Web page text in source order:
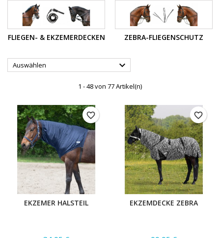
FLIEGEN- & EKZEMERDECKEN ZEBRA-FLIEGENSCHUTZ
Auswählen 
1 - 48 von 77 Artikel(n)
EKZEMER HALSTEIL
favorite_border
EKZEMDECKE ZEBRA
favorite_border